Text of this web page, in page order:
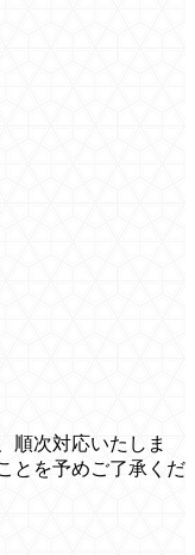
順次対応いたしま
とを予めご了承くだ